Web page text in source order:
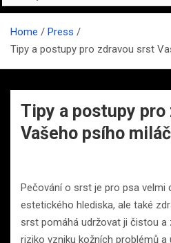
Home
Press
Tipy a postupy pro zdravou srst
Tipy a postupy
Vašeho psího
Pečování o srst je pro psa velmi
estetického hlediska, ale také
srst pomáhá udržovat ji čistou a
riziko vzniku kožních problémů a